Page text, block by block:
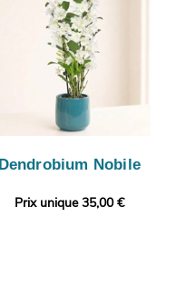
Dendrobium Nobile
Prix unique 35,00 €